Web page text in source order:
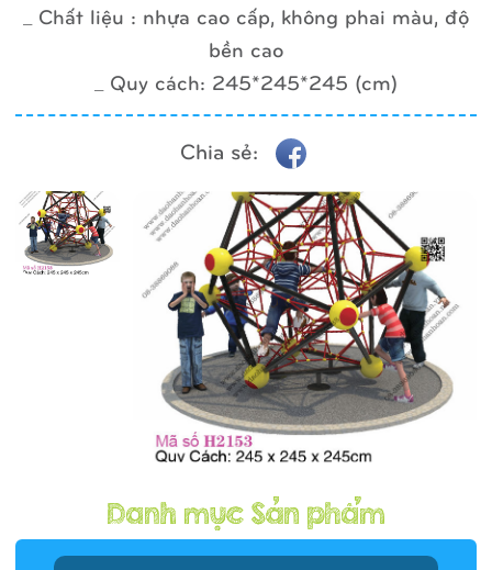
_ Chất liệu : nhựa cao cấp, không phai màu, độ
bền cao
_ Quy cách: 245*245*245 (cm)
Chia sẻ: